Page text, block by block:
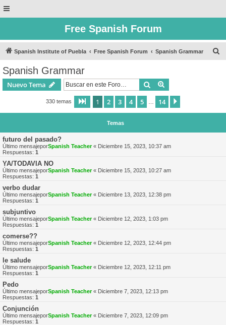
Free Spanish Forum
Spanish Institute of Puebla Free Spanish Forum Spanish Grammar
Spanish Grammar
Nuevo Tema Buscar
330 temas Página de 14
1 2 3 4 5 14
Temas
futuro del pasado?
Último mensajeporSpanish Teacher« Diciembre 15, 2023, 10:37 am
Respuestas: 1
YA/TODAVIA NO
Último mensajeporSpanish Teacher« Diciembre 15, 2023, 10:27 am
Respuestas: 1
verbo dudar
Último mensajeporSpanish Teacher« Diciembre 13, 2023, 12:38 pm
Respuestas: 1
subjuntivo
Último mensajeporSpanish Teacher« Diciembre 12, 2023, 1:03 pm
Respuestas: 1
comerse??
Último mensajeporSpanish Teacher« Diciembre 12, 2023, 12:44 pm
Respuestas: 1
le salude
Último mensajeporSpanish Teacher« Diciembre 12, 2023, 12:11 pm
Respuestas: 1
Pedo
Último mensajeporSpanish Teacher« Diciembre 7, 2023, 12:13 pm
Respuestas: 1
Conjunción
Último mensajeporSpanish Teacher« Diciembre 7, 2023, 12:09 pm
Respuestas: 1